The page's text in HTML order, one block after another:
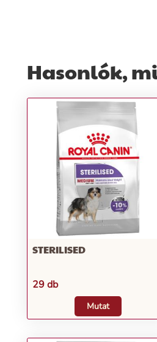
Hasonlók,
STERILISED
29 db
Mutat